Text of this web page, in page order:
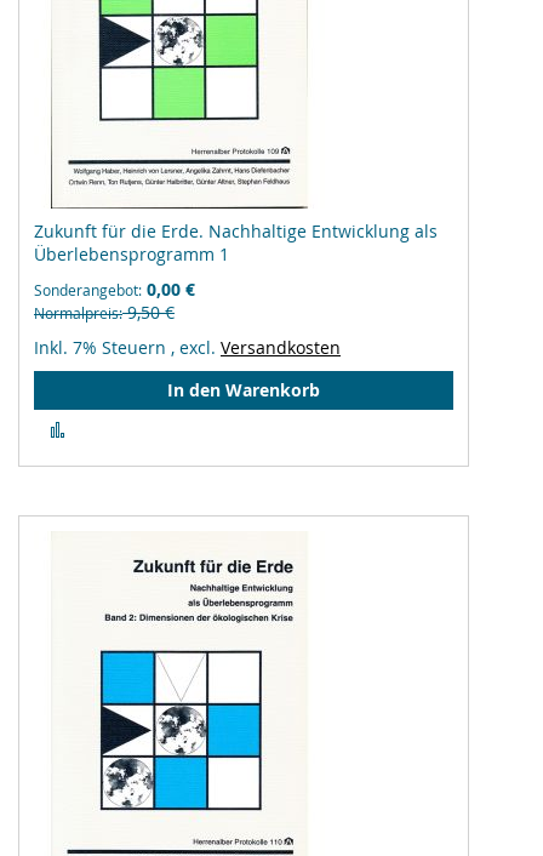
Zukunft für die Erde. Nachhaltige Entwicklung als
Überlebensprogramm 1
Sonderangebot 0,00 €
Normalpreis 9,50 €
Inkl. 7% Steuern , excl. Versandkosten
In den Warenkorb
hinzufügen